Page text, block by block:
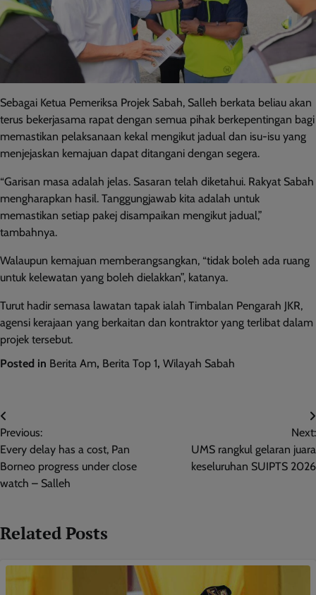
Sebagai Ketua Pemeriksa Projek Sabah, Salleh berkata beliau akan
terus bekerjasama rapat dengan semua pihak berkepentingan bagi
memastikan pelaksanaan kekal mengikut jadual dan isu-isu yang
menjejaskan kemajuan dapat ditangani dengan segera.
“Garisan masa adalah jelas. Sasaran telah diketahui. Rakyat Sabah
mengharapkan hasil. Tanggungjawab kita adalah untuk
memastikan setiap pakej disampaikan mengikut jadual,”
tambahnya.
Walaupun kemajuan memberangsangkan, “tidak boleh ada ruang
untuk kelewatan yang boleh dielakkan”, katanya.
Turut hadir semasa lawatan tapak ialah Timbalan Pengarah JKR,
agensi kerajaan yang berkaitan dan kontraktor yang terlibat dalam
projek tersebut.
Posted in Berita Am, Berita Top 1, Wilayah Sabah
Post
navigation
Previous:
Every delay has a cost, Pan
Borneo progress under close
watch – Salleh
Next:
UMS rangkul gelaran juara
keseluruhan SUIPTS 2026
Related Posts